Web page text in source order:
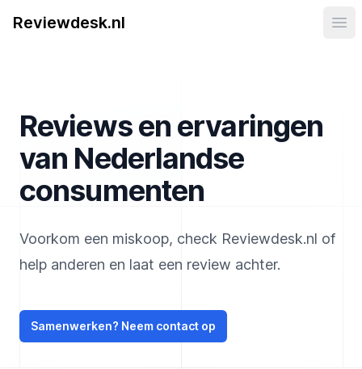
Reviewdesk.nl
Reviews en ervaringen
van Nederlandse
consumenten
Voorkom een miskoop, check Reviewdesk.nl of
help anderen en laat een review achter.
Samenwerken? Neem contact op